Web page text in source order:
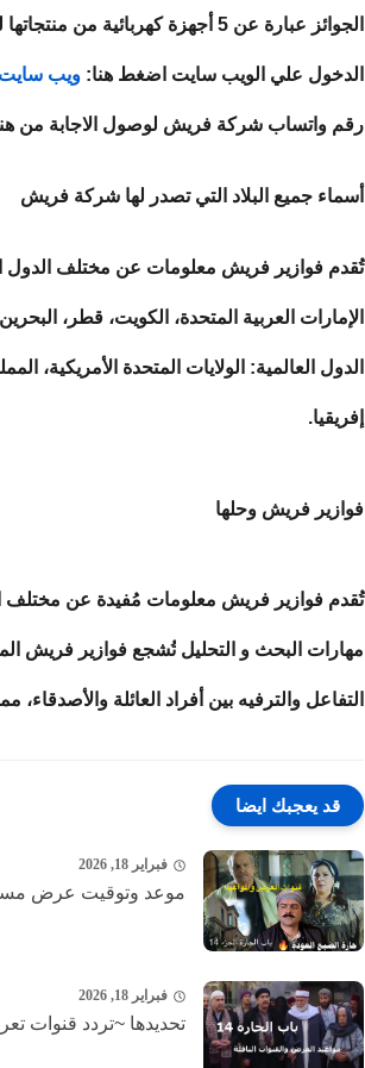
الجوائز عبارة عن 5 أجهزة كهربائية من منتجاتها للفائزين في المسابقة كل يوم وهم ثلاجه و بوتجاز و سخان و شاشة و ميكروويف.
الدخول علي الويب سايت اضغط هنا: ويب
رقم واتساب شركة فريش لوصول الاجابة من
أسماء جميع البلاد التي تصدر لها شركة فريش
تُقدم فوازير فريش معلومات عن مختلف الدول
الإمارات العربية المتحدة، الكويت، قطر،
الدول العالمية: الولايات المتحدة الأمريكية،
إفريقيا.
فوازير فريش وحلها
تُقدم فوازير فريش معلومات مُفيدة عن مختلف
مهارات البحث و التحليل تُشجع فوازير فريش
التفاعل والترفيه بين أفراد العائلة
قد يعجبك ايضا
فبراير 18, 2026
موعد وتوقيت عرض
فبراير 18, 2026
تحديدها ~تردد قنوات تعرض